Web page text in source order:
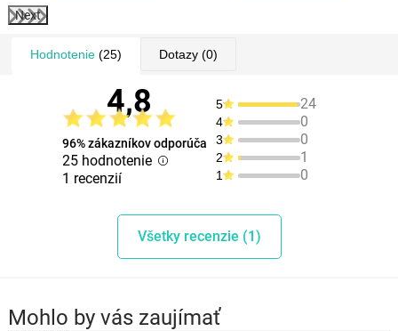
Next
Hodnotenie(25) Dotazy(0)
4,8
96% zákazníkov odporúča
25 hodnotenie
1 recenzií
5 24
4 0
3 0
2 1
1 0
Všetky recenzie (1)
Mohlo by vás zaujímať